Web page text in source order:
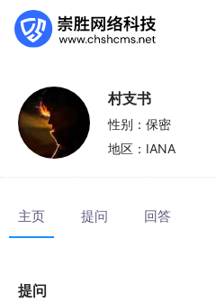
村支书
性别： 保密
地区： IANA
主页 提问 回答
提问